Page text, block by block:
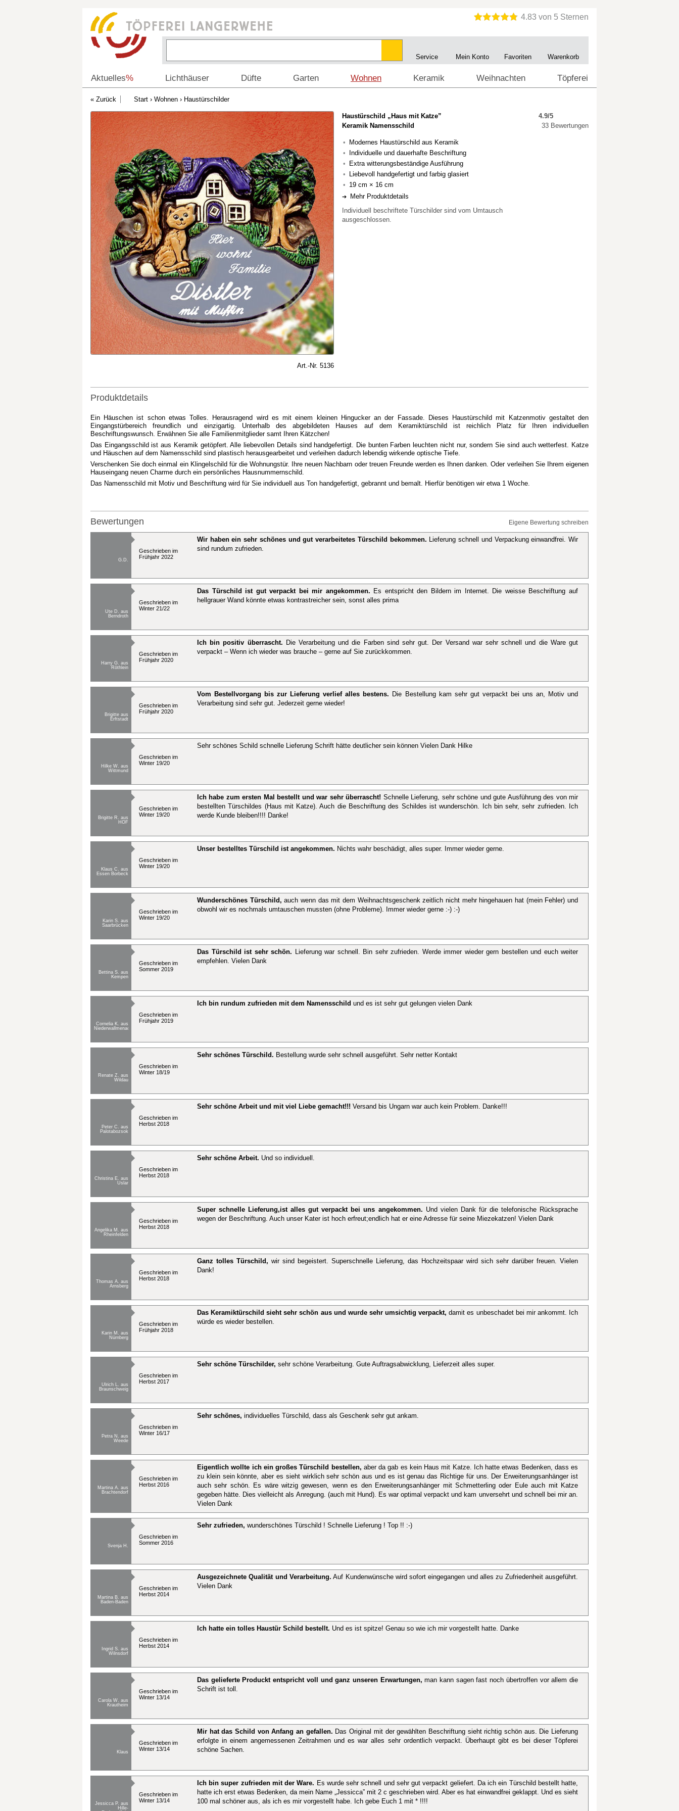
Service Mein Konto Favoriten Warenkorb
Aktuelles% Lichthäuser Düfte Garten Wohnen Keramik Weihnachten Töpferei
Start › Wohnen › Haustürschilder
Art.-Nr. 5136
Haustürschild „Haus mit Katze”
Keramik Namensschild
Modernes Haustürschild aus Keramik
Individuelle und dauerhafte Beschriftung
Extra witterungsbeständige Ausführung
Liebevoll handgefertigt und farbig glasiert
19 cm × 16 cm
Mehr Produktdetails
Individuell beschriftete Türschilder sind vom Umtausch
ausgeschlossen.
4.9/5
33 Bewertungen
Produktdetails
Ein Häuschen ist schon etwas Tolles. Herausragend wird es mit einem kleinen Hingucker an der Fassade. Dieses Haustürschild mit Katzenmotiv gestaltet den
Eingangstürbereich freundlich und einzigartig. Unterhalb des abgebildeten Hauses auf dem Keramiktürschild ist reichlich Platz für Ihren individuellen
Beschriftungswunsch. Erwähnen Sie alle Familienmitglieder samt Ihren Kätzchen!
Das Eingangsschild ist aus Keramik getöpfert. Alle liebevollen Details sind handgefertigt. Die bunten Farben leuchten nicht nur, sondern Sie sind auch wetterfest. Katze
und Häuschen auf dem Namensschild sind plastisch herausgearbeitet und verleihen dadurch lebendig wirkende optische Tiefe.
Verschenken Sie doch einmal ein Klingelschild für die Wohnungstür. Ihre neuen Nachbarn oder treuen Freunde werden es Ihnen danken. Oder verleihen Sie Ihrem eigenen
Hauseingang neuen Charme durch ein persönliches Hausnummernschild.
Das Namensschild mit Motiv und Beschriftung wird für Sie individuell aus Ton handgefertigt, gebrannt und bemalt. Hierfür benötigen wir etwa 1 Woche.
Bewertungen Eigene Bewertung schreiben
G.D.
Geschrieben im
Frühjahr 2022
Wir haben ein sehr schönes und gut verarbeitetes Türschild bekommen. Lieferung schnell und Verpackung einwandfrei. Wir
sind rundum zufrieden.
Ute D. aus
Berndroth
Geschrieben im
Winter 21/22
Das Türschild ist gut verpackt bei mir angekommen. Es entspricht den Bildern im Internet. Die weisse Beschriftung auf
hellgrauer Wand könnte etwas kontrastreicher sein, sonst alles prima
Harry G. aus
Röthlein
Geschrieben im
Frühjahr 2020
Ich bin positiv überrascht. Die Verarbeitung und die Farben sind sehr gut. Der Versand war sehr schnell und die Ware gut
verpackt – Wenn ich wieder was brauche – gerne auf Sie zurückkommen.
Brigitte aus
Erftstadt
Geschrieben im
Frühjahr 2020
Vom Bestellvorgang bis zur Lieferung verlief alles bestens. Die Bestellung kam sehr gut verpackt bei uns an, Motiv und
Verarbeitung sind sehr gut. Jederzeit gerne wieder!
Hilke W. aus
Wittmund
Geschrieben im
Winter 19/20
Sehr schönes Schild schnelle Lieferung Schrift hätte deutlicher sein können Vielen Dank Hilke
Brigitte R. aus
HOF
Geschrieben im
Winter 19/20
Ich habe zum ersten Mal bestellt und war sehr überrascht! Schnelle Lieferung, sehr schöne und gute Ausführung des von mir
bestellten Türschildes (Haus mit Katze). Auch die Beschriftung des Schildes ist wunderschön. Ich bin sehr, sehr zufrieden. Ich
werde Kunde bleiben!!!! Danke!
Klaus C. aus
Essen Borbeck
Geschrieben im
Winter 19/20
Unser bestelltes Türschild ist angekommen. Nichts wahr beschädigt, alles super. Immer wieder gerne.
Karin S. aus
Saarbrücken
Geschrieben im
Winter 19/20
Wunderschönes Türschild, auch wenn das mit dem Weihnachtsgeschenk zeitlich nicht mehr hingehauen hat (mein Fehler) und
obwohl wir es nochmals umtauschen mussten (ohne Probleme). Immer wieder gerne :-) :-)
Bettina S. aus
Kempen
Geschrieben im
Sommer 2019
Das Türschild ist sehr schön. Lieferung war schnell. Bin sehr zufrieden. Werde immer wieder gern bestellen und euch weiter
empfehlen. Vielen Dank
Cornelia K. aus
Niederwallmenach
Geschrieben im
Frühjahr 2019
Ich bin rundum zufrieden mit dem Namensschild und es ist sehr gut gelungen vielen Dank
Renate Z. aus
Wildau
Geschrieben im
Winter 18/19
Sehr schönes Türschild. Bestellung wurde sehr schnell ausgeführt. Sehr netter Kontakt
Peter C. aus
Palotabozsok
Geschrieben im
Herbst 2018
Sehr schöne Arbeit und mit viel Liebe gemacht!!! Versand bis Ungarn war auch kein Problem. Danke!!!
Christina E. aus
Uslar
Geschrieben im
Herbst 2018
Sehr schöne Arbeit. Und so individuell.
Angelika M. aus
Rheinfelden
Geschrieben im
Herbst 2018
Super schnelle Lieferung,ist alles gut verpackt bei uns angekommen. Und vielen Dank für die telefonische Rücksprache
wegen der Beschriftung. Auch unser Kater ist hoch erfreut;endlich hat er eine Adresse für seine Miezekatzen! Vielen Dank
Thomas A. aus
Arnsberg
Geschrieben im
Herbst 2018
Ganz tolles Türschild, wir sind begeistert. Superschnelle Lieferung, das Hochzeitspaar wird sich sehr darüber freuen. Vielen
Dank!
Karin M. aus
Nürnberg
Geschrieben im
Frühjahr 2018
Das Keramiktürschild sieht sehr schön aus und wurde sehr umsichtig verpackt, damit es unbeschadet bei mir ankommt. Ich
würde es wieder bestellen.
Ulrich L. aus
Braunschweig
Geschrieben im
Herbst 2017
Sehr schöne Türschilder, sehr schöne Verarbeitung. Gute Auftragsabwicklung, Lieferzeit alles super.
Petra N. aus
Weede
Geschrieben im
Winter 16/17
Sehr schönes, individuelles Türschild, dass als Geschenk sehr gut ankam.
Martina A. aus
Brachtendorf
Geschrieben im
Herbst 2016
Eigentlich wollte ich ein großes Türschild bestellen, aber da gab es kein Haus mit Katze. Ich hatte etwas Bedenken, dass es
zu klein sein könnte, aber es sieht wirklich sehr schön aus und es ist genau das Richtige für uns. Der Erweiterungsanhänger ist
auch sehr schön. Es wäre witzig gewesen, wenn es den Erweiterungsanhänger mit Schmetterling oder Eule auch mit Katze
gegeben hätte. Dies vielleicht als Anregung. (auch mit Hund). Es war optimal verpackt und kam unversehrt und schnell bei mir an.
Vielen Dank
Svenja H.
Geschrieben im
Sommer 2016
Sehr zufrieden, wunderschönes Türschild ! Schnelle Lieferung ! Top !! :-)
Martina B. aus
Baden-Baden
Geschrieben im
Herbst 2014
Ausgezeichnete Qualität und Verarbeitung. Auf Kundenwünsche wird sofort eingegangen und alles zu Zufriedenheit ausgeführt.
Vielen Dank
Ingrid S. aus
Wilnsdorf
Geschrieben im
Herbst 2014
Ich hatte ein tolles Haustür Schild bestellt. Und es ist spitze! Genau so wie ich mir vorgestellt hatte. Danke
Carola W. aus
Krautheim
Geschrieben im
Winter 13/14
Das gelieferte Produckt entspricht voll und ganz unseren Erwartungen, man kann sagen fast noch übertroffen vor allem die
Schrift ist toll.
Klaus
Geschrieben im
Winter 13/14
Mir hat das Schild von Anfang an gefallen. Das Original mit der gewählten Beschriftung sieht richtig schön aus. Die Lieferung
erfolgte in einem angemessenen Zeitrahmen und es war alles sehr ordentlich verpackt. Überhaupt gibt es bei dieser Töpferei
schöne Sachen.
Jessicca P. aus
Hille-
Geschrieben im
Winter 13/14
Ich bin super zufrieden mit der Ware. Es wurde sehr schnell und sehr gut verpackt geliefert. Da ich ein Türschild bestellt hatte,
hatte ich erst etwas Bedenken, da mein Name „Jessicca” mit 2 c geschrieben wird. Aber es hat einwandfrei geklappt. Und es sieht
100 mal schöner aus, als ich es mir vorgestellt habe. Ich gebe Euch 1 mit * !!!!